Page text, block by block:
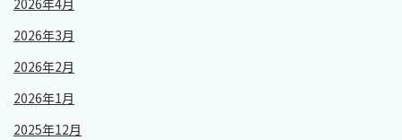
2026年4月
2026年3月
2026年2月
2026年1月
2025年12月